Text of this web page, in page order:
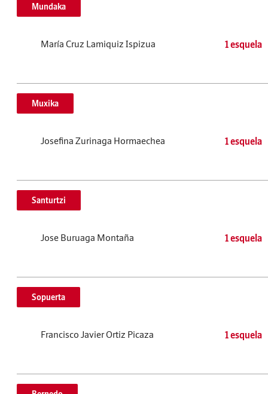
Mundaka
María Cruz Lamiquiz Ispizua 1 esquela
Muxika
Josefina Zurinaga Hormaechea 1 esquela
Santurtzi
Jose Buruaga Montaña 1 esquela
Sopuerta
Francisco Javier Ortiz Picaza 1 esquela